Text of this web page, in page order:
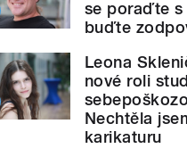
se poraďte
buďte
Leona
nové roli
Nechtěla
karikaturu